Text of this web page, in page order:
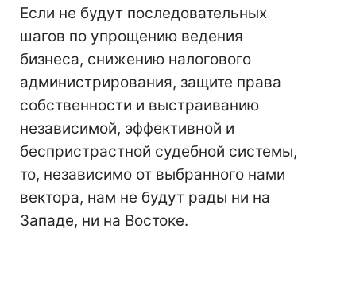
Если не будут последовательных
шагов по упрощению ведения
бизнеса, снижению налогового
администрирования, защите права
собственности и выстраиванию
независимой, эффективной и
беспристрастной судебной системы,
то, независимо от выбранного нами
вектора, нам не будут рады ни на
Западе, ни на Востоке.